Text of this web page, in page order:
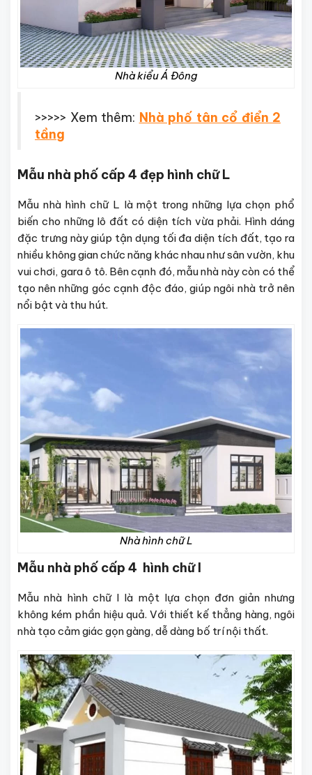
Nhà kiểu Á Đông
>>>>> Xem thêm: Nhà phố tân cổ điển 2
tầng
Mẫu nhà phố cấp 4 đẹp hình chữ L
Mẫu nhà hình chữ L là một trong những lựa chọn phổ
biến cho những lô đất có diện tích vừa phải. Hình dáng
đặc trưng này giúp tận dụng tối đa diện tích đất, tạo ra
nhiều không gian chức năng khác nhau như sân vườn, khu
vui chơi, gara ô tô. Bên cạnh đó, mẫu nhà này còn có thể
tạo nên những góc cạnh độc đáo, giúp ngôi nhà trở nên
nổi bật và thu hút.
Nhà hình chữ L
Mẫu nhà phố cấp 4 hình chữ I
Mẫu nhà hình chữ I là một lựa chọn đơn giản nhưng
không kém phần hiệu quả. Với thiết kế thẳng hàng, ngôi
nhà tạo cảm giác gọn gàng, dễ dàng bố trí nội thất.